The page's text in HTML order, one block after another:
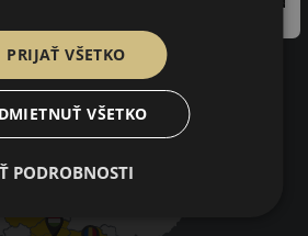
Kontakty
Impresum
a platobné podmienky
o odstúpení od zmluvy
PRIJAŤ VŠETKO
VŠETKO
PODROBNOSTI